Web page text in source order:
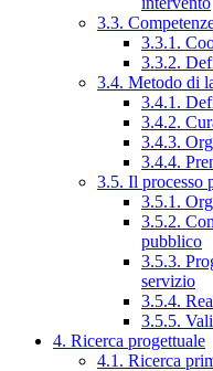
3.3.
3.3.1.
3.3.2.
3.4. Metodo di
3.4.1.
3.4.2.
3.4.3.
3.4.4.
3.5. Il processo
3.5.1.
3.5.2.
pubblico
3.5.3.
servizio
3.5.4.
3.5.5.
4. Ricerca progettuale
4.1. Ricerca